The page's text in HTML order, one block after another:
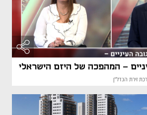
- המהפכה של היזם הישראלי
זירת הנדל"ן